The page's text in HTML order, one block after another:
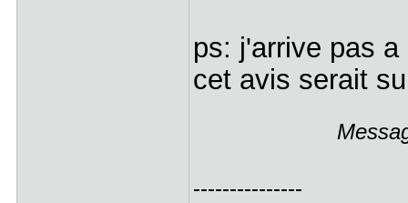
ps: j'arrive pas
cet avis serait
---------------